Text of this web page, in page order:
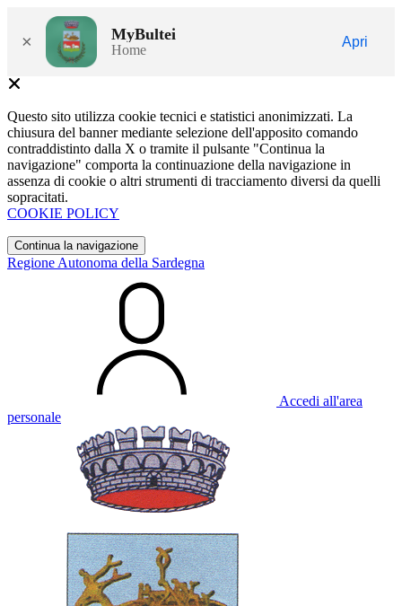
× MyBultei
Home
Apri
Questo sito utilizza cookie tecnici e statistici anonimizzati. La
chiusura del banner mediante selezione dell'apposito comando
contraddistinto dalla X o tramite il pulsante "Continua la
navigazione" comporta la continuazione della navigazione in
assenza di cookie o altri strumenti di tracciamento diversi da quelli
sopracitati.
COOKIE POLICY
Continua la navigazione
Regione Autonoma della Sardegna
Accedi all'area
personale